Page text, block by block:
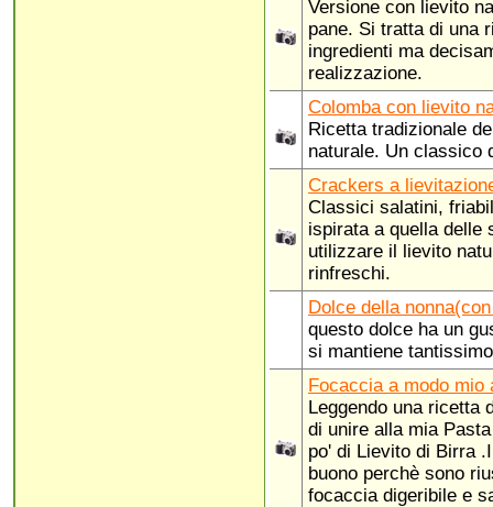
Versione con lievito
pane. Si tratta di una
ingredienti ma
realizzazione.
Colomba con lievito
Ricetta tradizionale
naturale. Un classico
Crackers a
Classici salatini,
ispirata a quella delle
utilizzare il lievito
rinfreschi.
Dolce della
questo dolce ha un
si mantiene tantissimo
Focaccia a modo
Leggendo una ricetta
di unire alla mia
po' di Lievito di Birra
buono perchè sono
focaccia digeribile e